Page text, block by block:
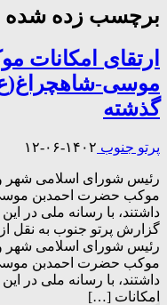
برچسب زده شده
ارتقای
موسی-
گذشته
پرتو جنوب ۱۴۰۲-۰۶-۱۲
رئیس شورای اسلامی شهر و
موکب حضرت احمدبن
داشتند، با رسانه ملی در
گزارش پرتو جنوب به نقل
رئیس شورای اسلامی شهر و
موکب حضرت احمدبن
داشتند، با رسانه ملی در
امکانات […]